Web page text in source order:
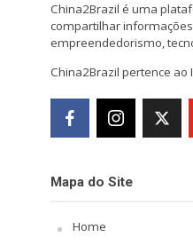
China2Brazil é uma
compartilhar
empreendedorismo,
China2Brazil pertence ao
Mapa do Site
Home